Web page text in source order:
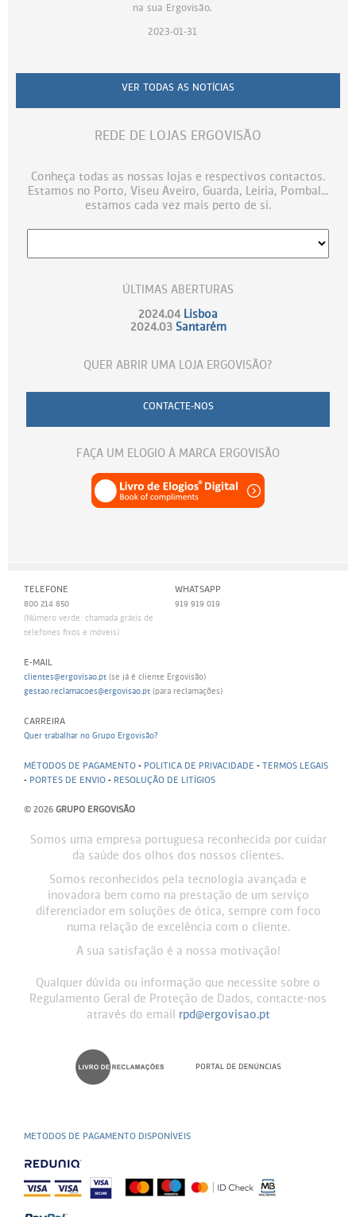
na sua Ergovisão.
2023-01-31
VER TODAS AS NOTÍCIAS
REDE DE LOJAS ERGOVISÃO
Conheça todas as nossas lojas e respectivos contactos.
Estamos no Porto, Viseu Aveiro, Guarda, Leiria, Pombal...
estamos cada vez mais perto de si.
ÚLTIMAS ABERTURAS
2024.04 Lisboa
2024.03 Santarém
QUER ABRIR UMA LOJA ERGOVISÃO?
CONTACTE-NOS
FAÇA UM ELOGIO À MARCA ERGOVISÃO
TELEFONE
800 214 850
(Número verde: chamada grátis de
telefones fixos e móveis)
WHATSAPP
919 919 019
E-MAIL
clientes@ergovisao.pt (se já é cliente Ergovisão)
gestao.reclamacoes@ergovisao.pt (para reclamações)
CARREIRA
Quer trabalhar no Grupo Ergovisão?
MÉTODOS DE PAGAMENTO - POLITICA DE PRIVACIDADE - TERMOS LEGAIS
- PORTES DE ENVIO - RESOLUÇÃO DE LITÍGIOS
© 2026 GRUPO ERGOVISÃO
Somos uma empresa portuguesa reconhecida por cuidar
da saúde dos olhos dos nossos clientes.
Somos reconhecidos pela tecnologia avançada e
inovadora bem como na prestação de um serviço
diferenciador em soluções de ótica, sempre com foco
numa relação de excelência com o cliente.
A sua satisfação é a nossa motivação!
Qualquer dúvida ou informação que necessite sobre o
Regulamento Geral de Proteção de Dados, contacte-nos
através do email
rpd@ergovisao.pt
METODOS DE PAGAMENTO DISPONÍVEIS